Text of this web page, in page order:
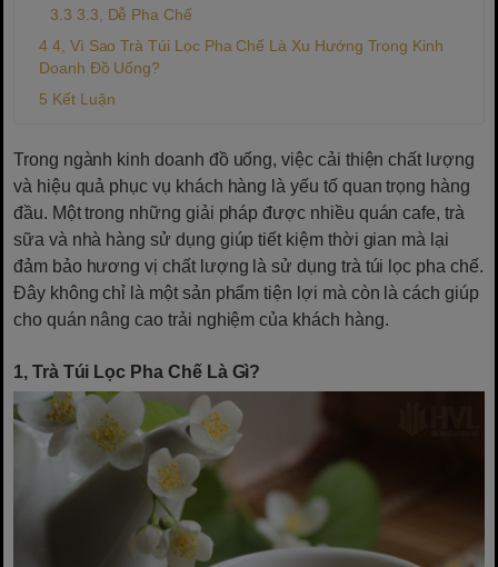
3.3, Dễ Pha Chế
4, Vì Sao Trà Túi Lọc Pha Chế Là Xu Hướng Trong Kinh
Doanh Đồ Uống?
Kết Luận
Trong ngành kinh doanh đồ uống, việc cải thiện chất lượng
và hiệu quả phục vụ khách hàng là yếu tố quan trọng hàng
đầu. Một trong những giải pháp được nhiều quán cafe, trà
sữa và nhà hàng sử dụng giúp tiết kiệm thời gian mà lại
đảm bảo hương vị chất lượng là sử dụng trà túi lọc pha chế.
Đây không chỉ là một sản phẩm tiện lợi mà còn là cách giúp
cho quán nâng cao trải nghiệm của khách hàng.
1, Trà Túi Lọc Pha Chế Là Gì?